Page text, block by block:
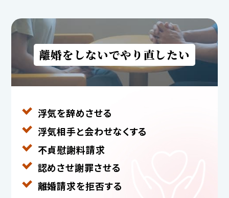
離婚をしないでやり直したい
浮気を辞めさせる
浮気相手と会わせなくする
不貞慰謝料請求
認めさせ謝罪させる
離婚請求を拒否する